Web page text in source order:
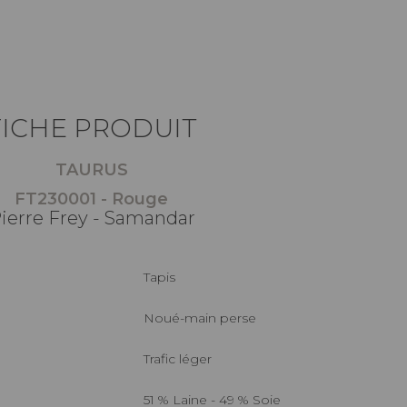
PRODUIT
TAURUS
FT230001 - Rouge
Frey - Samandar
Tapis
Noué-main perse
Trafic léger
51 % Laine - 49 % Soie